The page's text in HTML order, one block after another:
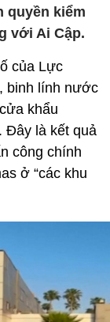
quyền kiểm
với Ai Cập.
của Lực
binh lính nước
khẩu
Đây là kết quả
công chính
ở “các khu